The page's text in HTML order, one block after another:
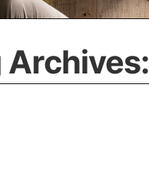
Archives: